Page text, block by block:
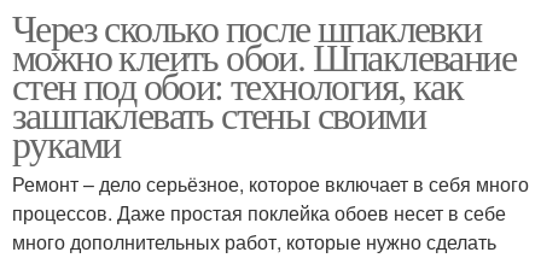
Через сколько после шпаклевки
можно клеить обои. Шпаклевание
стен под обои: технология, как
зашпаклевать стены своими
руками
Ремонт – дело серьёзное, которое включает в себя много
процессов. Даже простая поклейка обоев несет в себе
много дополнительных работ, которые нужно сделать